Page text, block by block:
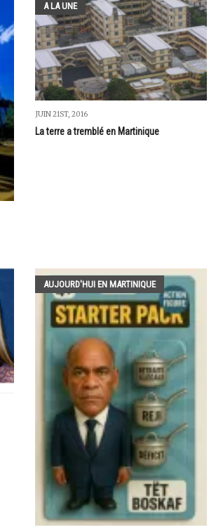
A LA UNE
JUIN 21ST, 2016
La terre a tremblé en Martinique
AUJOURD'HUI EN MARTINIQUE